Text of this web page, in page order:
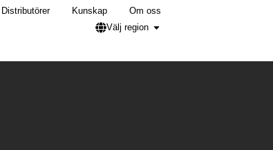
Distributörer Kunskap
Om oss
Välj region